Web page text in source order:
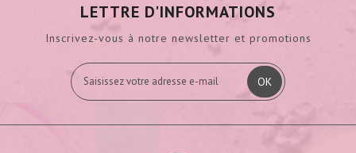
LETTRE D'INFORMATIONS
Inscrivez-vous à notre newsletter et promotions
OK